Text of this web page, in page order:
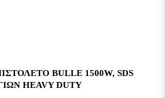
BULLE 1500W, SDS
HEAVY DUTY